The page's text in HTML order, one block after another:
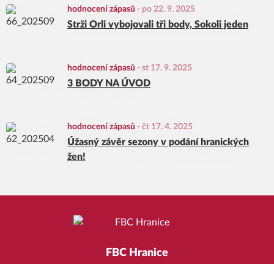
hodnocení zápasů - po 22. 9. 2025
Strži Orli vybojovali tři body, Sokoli jeden
hodnocení zápasů - st 17. 9. 2025
3 BODY NA ÚVOD
hodnocení zápasů - čt 17. 4. 2025
Úžasný závěr sezony v podání hranických
žen!
FBC Hranice